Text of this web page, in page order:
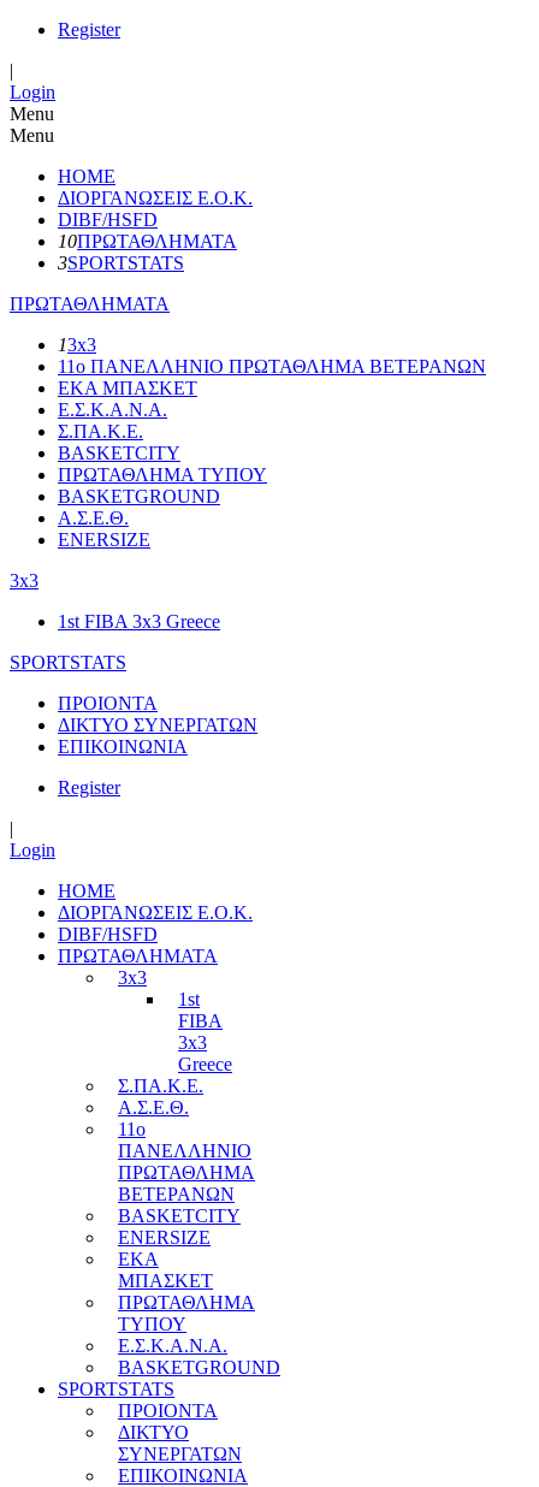
Register
|
Login
Menu
Menu
HOME
ΔΙΟΡΓΑΝΩΣΕΙΣ Ε.Ο.Κ.
DIBF/HSFD
10ΠΡΩΤΑΘΛΗΜΑΤΑ
3SPORTSTATS
ΠΡΩΤΑΘΛΗΜΑΤΑ
13x3
11o ΠΑΝΕΛΛΗΝΙΟ ΠΡΩΤΑΘΛΗΜΑ ΒΕΤΕΡΑΝΩΝ
ΕΚΑ ΜΠΑΣΚΕΤ
Ε.Σ.Κ.Α.Ν.Α.
Σ.ΠΑ.Κ.Ε.
BASKETCITY
ΠΡΩΤΑΘΛΗΜΑ ΤΥΠΟΥ
BASKETGROUND
Α.Σ.Ε.Θ.
ENERSIZE
3x3
1st FIBA 3x3 Greece
SPORTSTATS
ΠΡΟΙΟΝΤΑ
ΔΙΚΤΥΟ ΣΥΝΕΡΓΑΤΩΝ
ΕΠΙΚΟΙΝΩΝΙΑ
Register
|
Login
HOME
ΔΙΟΡΓΑΝΩΣΕΙΣ Ε.Ο.Κ.
DIBF/HSFD
ΠΡΩΤΑΘΛΗΜΑΤΑ
3x3
1st
FIBA
3x3
Greece
Σ.ΠΑ.Κ.Ε.
Α.Σ.Ε.Θ.
11o
ΠΑΝΕΛΛΗΝΙΟ
ΠΡΩΤΑΘΛΗΜΑ
ΒΕΤΕΡΑΝΩΝ
BASKETCITY
ENERSIZE
ΕΚΑ
ΜΠΑΣΚΕΤ
ΠΡΩΤΑΘΛΗΜΑ
ΤΥΠΟΥ
Ε.Σ.Κ.Α.Ν.Α.
BASKETGROUND
SPORTSTATS
ΠΡΟΙΟΝΤΑ
ΔΙΚΤΥΟ
ΣΥΝΕΡΓΑΤΩΝ
ΕΠΙΚΟΙΝΩΝΙΑ